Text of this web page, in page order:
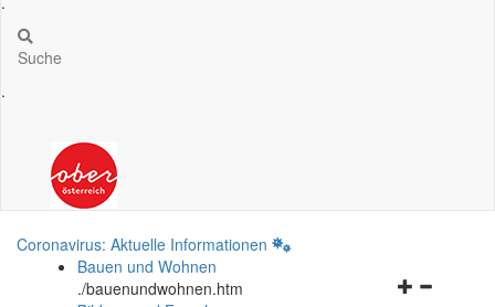
Suche
.
Coronavirus: Aktuelle Informationen
Bauen und Wohnen
./bauenundwohnen.htm